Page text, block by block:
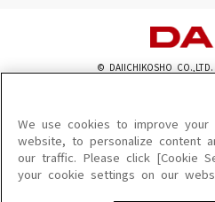
DAMの新曲・ラ
© DAIICHIKOSHO
このサイトに掲載されている一切の文章・画
を問わず、著作権法の定める範囲を超えて無
を禁じます。
楽曲及びコンテンツは、機種によりご利用い
楽曲及びコンテンツの配信日、配信内容が変
We use cookies to improve your
website, to personalize content
our traffic. Please click [Cookie
your cookie settings on our